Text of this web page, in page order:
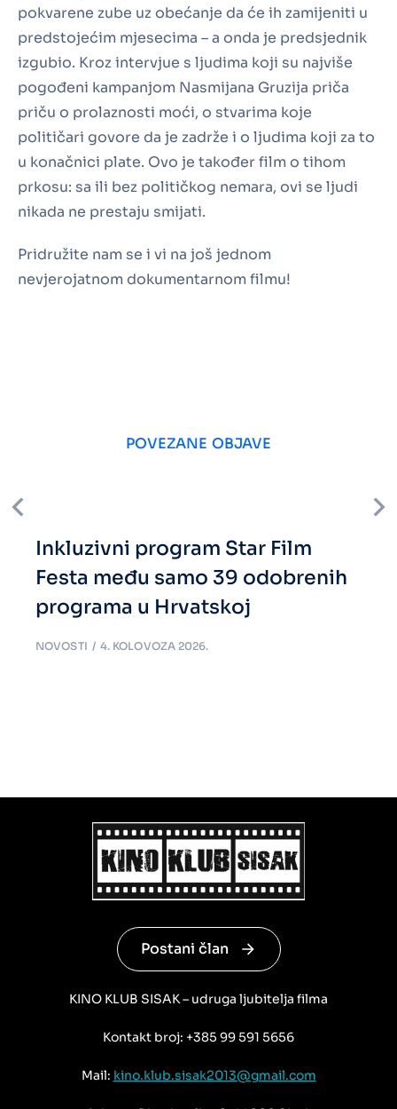
pokvarene zube uz obećanje da će ih zamijeniti u
predstojećim mjesecima – a onda je predsjednik
izgubio. Kroz intervjue s ljudima koji su najviše
pogođeni kampanjom Nasmijana Gruzija priča
priču o prolaznosti moći, o stvarima koje
političari govore da je zadrže i o ljudima koji za to
u konačnici plate. Ovo je također film o tihom
prkosu: sa ili bez političkog nemara, ovi se ljudi
nikada ne prestaju smijati.
Pridružite nam se i vi na još jednom
nevjerojatnom dokumentarnom filmu!
POVEZANE OBJAVE
Inkluzivni program Star Film
Festa među samo 39 odobrenih
programa u Hrvatskoj
NOVOSTI 4. KOLOVOZA 2026.
Postani član
KINO KLUB SISAK – udruga ljubitelja filma
Kontakt broj: +385 99 591 5656
Mail: kino.klub.sisak2013@gmail.com